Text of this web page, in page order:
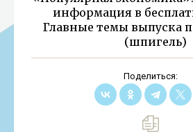
информация в
Главные темы выпуска
(шпигель)
Поделиться: